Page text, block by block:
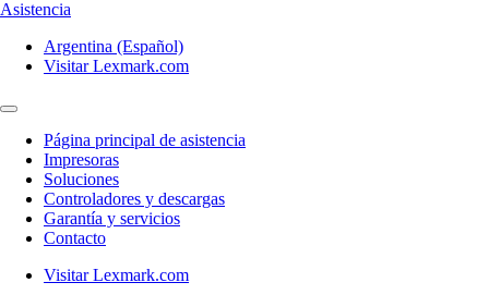
Asistencia
Argentina (Español)
Visitar Lexmark.com
Página principal de asistencia
Impresoras
Soluciones
Controladores y descargas
Garantía y servicios
Contacto
Visitar Lexmark.com